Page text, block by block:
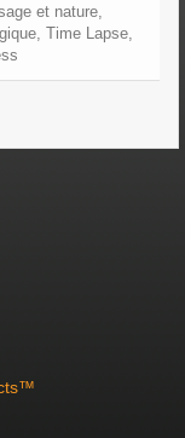
et nature,
Time Lapse,